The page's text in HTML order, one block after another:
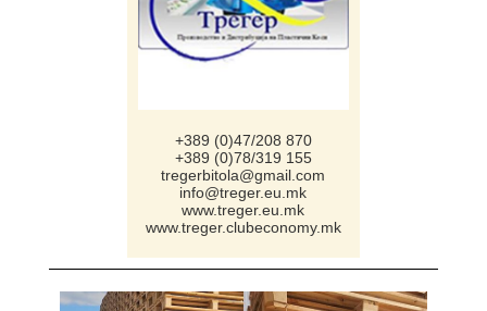
+389 (0)47/208 870
+389 (0)78/319 155
tregerbitola@gmail.com
info@treger.eu.mk
www.treger.eu.mk
www.treger.clubeconomy.mk